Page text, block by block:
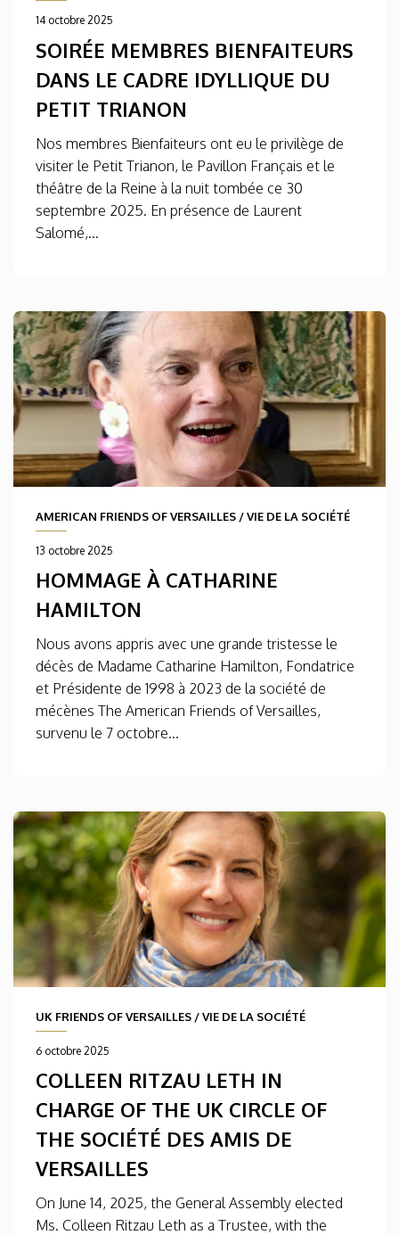
14 octobre 2025
SOIRÉE MEMBRES BIENFAITEURS
DANS LE CADRE IDYLLIQUE DU
PETIT TRIANON
Nos membres Bienfaiteurs ont eu le privilège de
visiter le Petit Trianon, le Pavillon Français et le
théâtre de la Reine à la nuit tombée ce 30
septembre 2025. En présence de Laurent
Salomé,...
AMERICAN FRIENDS OF VERSAILLES /VIE DE LA SOCIÉTÉ
13 octobre 2025
HOMMAGE À CATHARINE
HAMILTON
Nous avons appris avec une grande tristesse le
décès de Madame Catharine Hamilton, Fondatrice
et Présidente de 1998 à 2023 de la société de
mécènes The American Friends of Versailles,
survenu le 7 octobre...
UK FRIENDS OF VERSAILLES /VIE DE LA SOCIÉTÉ
6 octobre 2025
COLLEEN RITZAU LETH IN
CHARGE OF THE UK CIRCLE OF
THE SOCIÉTÉ DES AMIS DE
VERSAILLES
On June 14, 2025, the General Assembly elected
Ms. Colleen Ritzau Leth as a Trustee, with the